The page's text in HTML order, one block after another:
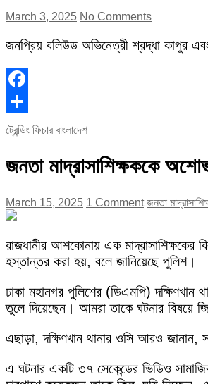
March 3, 2025 No Comments
জনপ্রিয় বলিউড অভিনেত্রী শ্রদ্ধা কাপুর
Facebook
Share
ট্রেন্ডিং ফিচার বাংলাদেশ
জনতা মাদ্রাসাশিক্ষককে
March 15, 2025 1 Comment জনতা
রাজধানীর আশকোনায় এক মাদ্রাসাশিক্ষকের
হস্তান্তর করা হয়, বলে জানিয়েছে পুলিশ।
ঢাকা মহানগর পুলিশের (ডিএমপি) দক্ষিণখান
তুলে দিয়েছেন। আমরা তাকে ঘটনার বিষয়ে
এছাড়া, দক্ষিণখান থানার ওসি আরও জানান,
এ ঘটনার একটি ৩৭ সেকেন্ডের ভিডিও